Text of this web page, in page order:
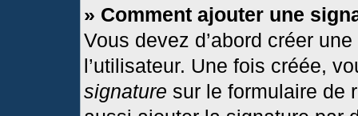
» Comment ajouter une
Vous devez d’abord créer
l’utilisateur. Une fois créée,
signature sur le formulaire de